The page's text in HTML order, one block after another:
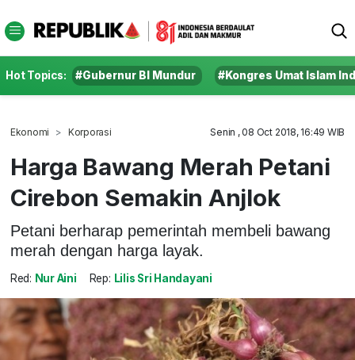
Hot Topics: #Gubernur BI Mundur #Kongres Umat Islam
Ekonomi Korporasi Senin , 08 Oct 2018, 16:49 WIB
Harga Bawang Merah Petani
Cirebon Semakin Anjlok
Petani berharap pemerintah membeli bawang
merah dengan harga layak.
Red: Nur Aini Rep: Lilis Sri Handayani